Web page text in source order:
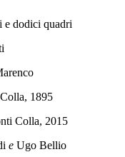
e dodici quadri
1895
Colla, 2015
e Ugo Bellio